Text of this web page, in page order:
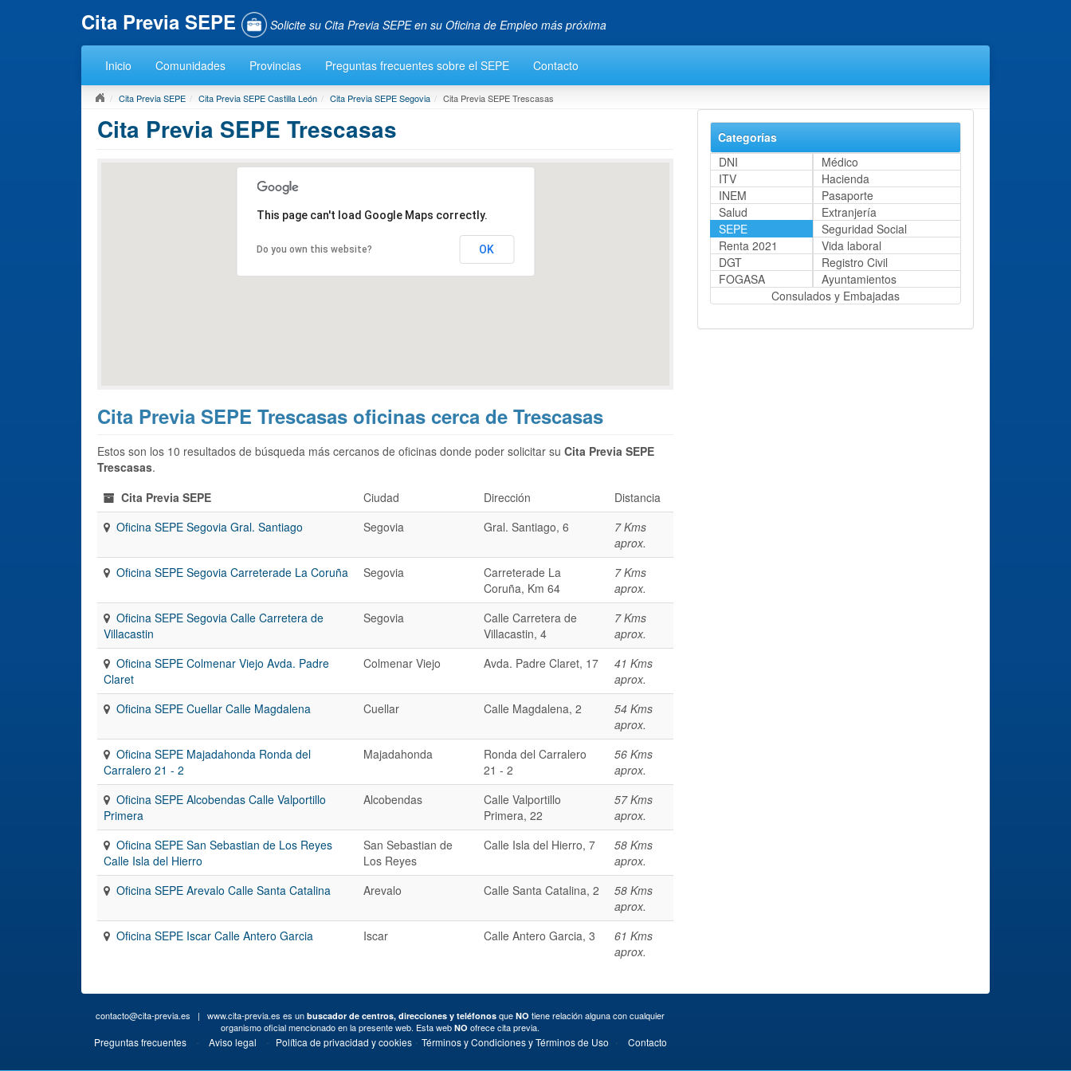
Cita Previa SEPE Solicite su Cita Previa SEPE en su Oficina de Empleo más próxima
Inicio Comunidades Provincias Preguntas frecuentes sobre el SEPE Contacto
Cita Previa SEPE Cita Previa SEPE Castilla León Cita Previa SEPE Segovia Cita Previa SEPE Trescasas
Cita Previa SEPE Trescasas
This page can't load Google Maps correctly.
Do you own this website? OK
Cita Previa SEPE Trescasas oficinas cerca de Trescasas
Estos son los 10 resultados de búsqueda más cercanos de oficinas donde poder solicitar su Cita Previa SEPE
Trescasas.
Cita Previa SEPE
Ciudad Dirección
Distancia
Oficina SEPE Segovia Gral. Santiago
Segovia Gral. Santiago, 6
7 Kms
aprox.
Oficina SEPE Segovia Carreterade La Coruña
Segovia
Carreterade La
Coruña, Km 64
7 Kms
aprox.
Oficina SEPE Segovia Calle Carretera de
Villacastin
Segovia
Calle Carretera de
Villacastin, 4
7 Kms
aprox.
Oficina SEPE Colmenar Viejo Avda. Padre
Claret
Colmenar Viejo Avda. Padre Claret, 17
41 Kms
aprox.
Oficina SEPE Cuellar Calle Magdalena
Cuellar Calle Magdalena, 2
54 Kms
aprox.
Oficina SEPE Majadahonda Ronda del
Carralero 21 - 2
Majadahonda
Ronda del Carralero
21 - 2
56 Kms
aprox.
Oficina SEPE Alcobendas Calle Valportillo
Primera
Alcobendas
Calle Valportillo
Primera, 22
57 Kms
aprox.
Oficina SEPE San Sebastian de Los Reyes
Calle Isla del Hierro
San Sebastian de
Los Reyes
Calle Isla del Hierro, 7
58 Kms
aprox.
Oficina SEPE Arevalo Calle Santa Catalina
Arevalo Calle Santa Catalina, 2
58 Kms
aprox.
Oficina SEPE Iscar Calle Antero Garcia
Iscar Calle Antero Garcia, 3
61 Kms
aprox.
Categorías
DNI
Médico
ITV
Hacienda
INEM
Pasaporte
Salud
Extranjería
SEPE
Seguridad Social
Renta 2021
Vida laboral
DGT
Registro Civil
FOGASA
Ayuntamientos
Consulados y Embajadas
contacto@cita-previa.es | www.cita-previa.es es un buscador de centros, direcciones y teléfonos que NO tiene relación alguna con cualquier
organismo oficial mencionado en la presente web. Esta web NO ofrece cita previa.
Preguntas frecuentes· Aviso legal · Política de privacidad y cookies· Términos y Condiciones y Términos de Uso · Contacto